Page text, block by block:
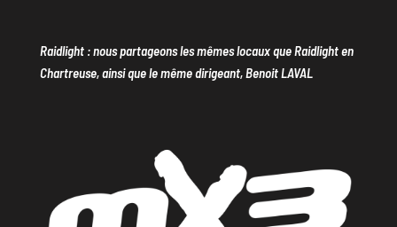
Raidlight : nous partageons les mêmes locaux que Raidlight en
Chartreuse, ainsi que le même dirigeant, Benoit LAVAL